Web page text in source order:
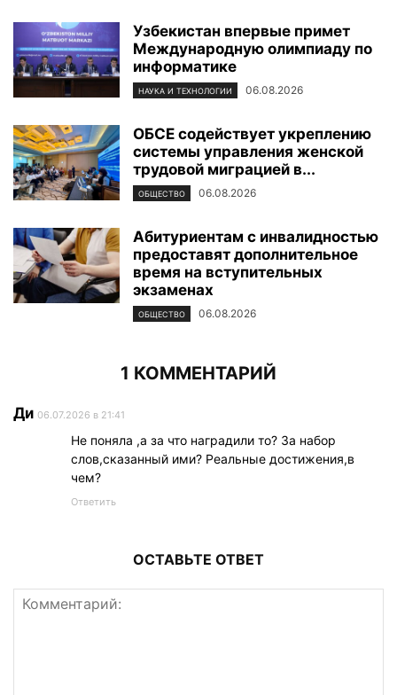
Узбекистан впервые примет
Международную олимпиаду по
информатике
НАУКА И ТЕХНОЛОГИИ 06.08.2026
ОБСЕ содействует укреплению
системы управления женской
трудовой миграцией в...
ОБЩЕСТВО 06.08.2026
Абитуриентам с инвалидностью
предоставят дополнительное
время на вступительных
экзаменах
ОБЩЕСТВО 06.08.2026
1 КОММЕНТАРИЙ
Ди 06.07.2026 в 21:41
Не поняла ,а за что наградили то? За набор
слов,сказанный ими? Реальные достижения,в
чем?
Ответить
ОСТАВЬТЕ ОТВЕТ